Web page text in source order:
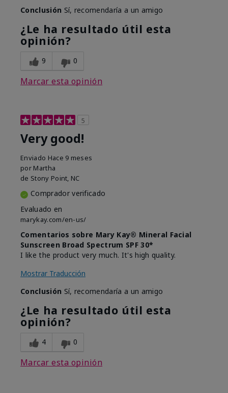
Conclusión Sí, recomendaría a un amigo
¿Le ha resultado útil esta
opinión?
9 0
Marcar esta opinión
5
Very good!
Enviado Hace 9 meses
por Martha
de Stony Point, NC
Comprador verificado
Evaluado en
marykay.com/en-us/
Comentarios sobre Mary Kay® Mineral Facial
Sunscreen Broad Spectrum SPF 30*
I like the product very much. It's high quality.
Mostrar Traducción
Conclusión Sí, recomendaría a un amigo
¿Le ha resultado útil esta
opinión?
4 0
Marcar esta opinión